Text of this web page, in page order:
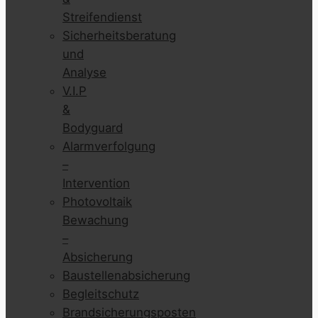
Streifendienst
Sicherheitsberatung
und
Analyse
V.I.P
&
Bodyguard
Alarmverfolgung
–
Intervention
Photovoltaik
Bewachung
–
Absicherung
Baustellenabsicherung
Begleitschutz
Brandsicherungsposten